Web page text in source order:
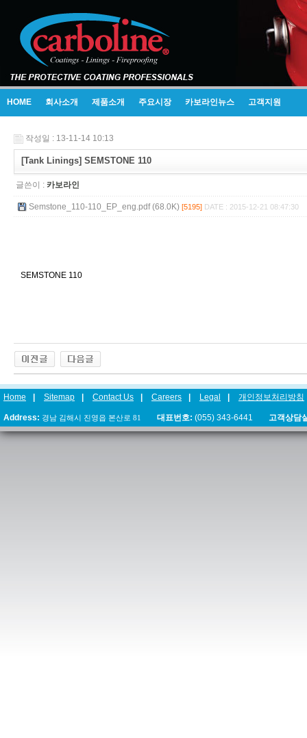
HOME 회사소개 제품소개 주요시장 카보라인뉴스 고객지원
작성일 : 13-11-14 10:13
[Tank Linings] SEMSTONE 110
글쓴이 : 카보라인
Semstone_110-110_EP_eng.pdf (68.0K) [5195] DATE : 2015-12-21 08:47:30
SEMSTONE 110
Home Sitemap Contact Us Careers Legal 개인정보처리방침
Address: 경남 김해시 진영읍 본산로 81 대표번호: (055) 343-6441 고객상담